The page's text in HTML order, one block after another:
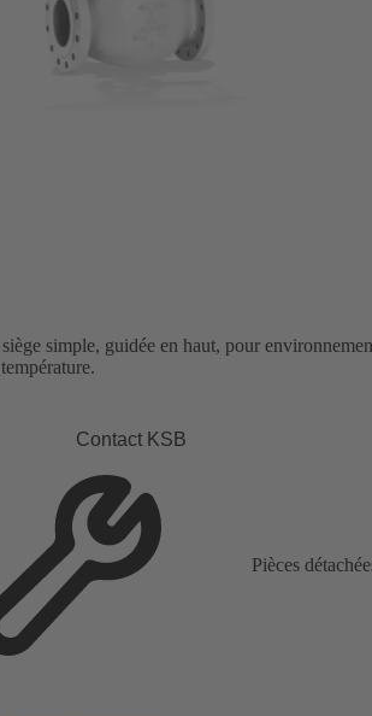
simple, guidée en haut, pour
Contact KSB
Pièces